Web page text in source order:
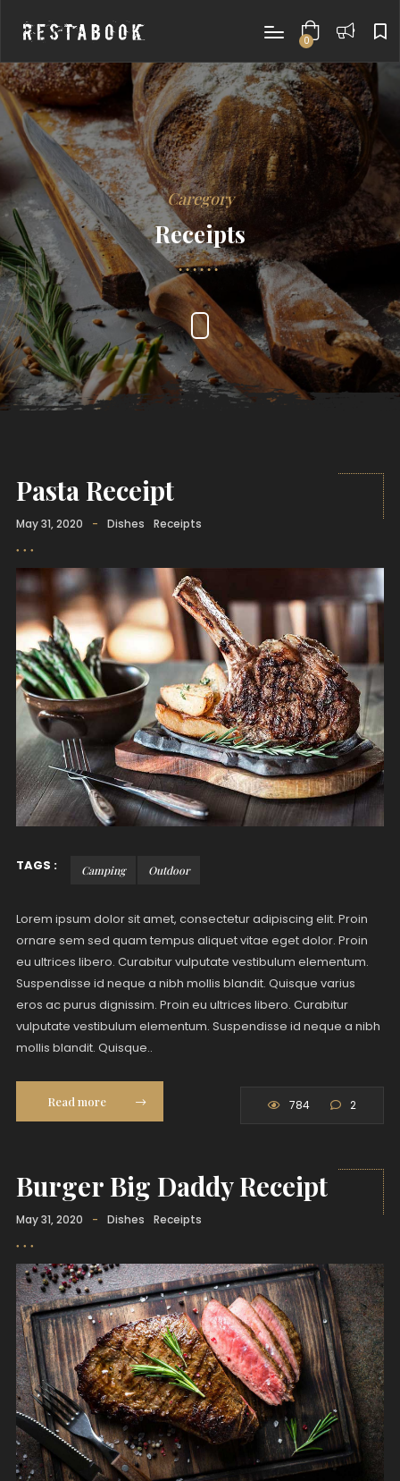
0
Caregory
Receipts
Pasta Receipt
May 31, 2020 - Dishes Receipts
TAGS : Camping Outdoor
Lorem ipsum dolor sit amet, consectetur adipiscing elit. Proin
ornare sem sed quam tempus aliquet vitae eget dolor. Proin
eu ultrices libero. Curabitur vulputate vestibulum elementum.
Suspendisse id neque a nibh mollis blandit. Quisque varius
eros ac purus dignissim. Proin eu ultrices libero. Curabitur
vulputate vestibulum elementum. Suspendisse id neque a nibh
mollis blandit. Quisque..
Read more 784 2
Burger Big Daddy Receipt
May 31, 2020 - Dishes Receipts